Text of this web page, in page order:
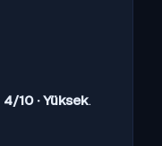
4/10 · Yüksek.